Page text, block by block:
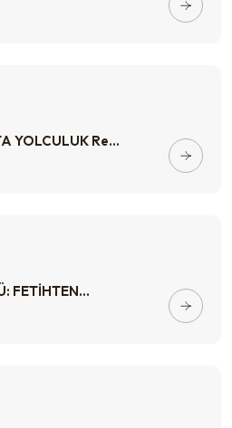
YOLCULUK Re...
FETİHTEN...